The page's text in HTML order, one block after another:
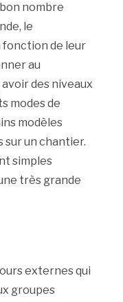
nombre
le
fonction de leur
au
des niveaux
modes de
modèles
un chantier.
simples
très grande
externes qui
groupes